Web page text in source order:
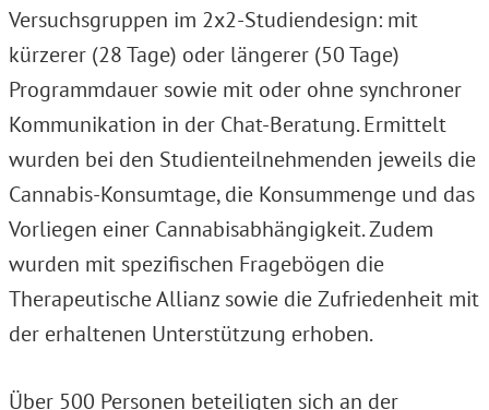
Versuchsgruppen im 2x2-Studiendesign: mit
kürzerer (28 Tage) oder längerer (50 Tage)
Programmdauer sowie mit oder ohne synchroner
Kommunikation in der Chat-Beratung. Ermittelt
wurden bei den Studienteilnehmenden jeweils die
Cannabis-Konsumtage, die Konsummenge und das
Vorliegen einer Cannabisabhängigkeit. Zudem
wurden mit spezifischen Fragebögen die
Therapeutische Allianz sowie die Zufriedenheit mit
der erhaltenen Unterstützung erhoben.
Über 500 Personen beteiligten sich an der